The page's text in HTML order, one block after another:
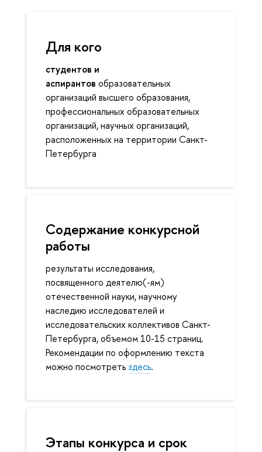
Для кого
студентов и
аспирантов образовательных
организаций высшего образования,
профессиональных образовательных
организаций, научных организаций,
расположенных на территории Санкт-
Петербурга
Содержание конкурсной
работы
результаты исследования,
посвященного деятелю(-ям)
отечественной науки, научному
наследию исследователей и
исследовательских коллективов Санкт-
Петербурга, объемом 10-15 страниц.
Рекомендации по оформлению текста
можно посмотреть здесь.
Этапы конкурса и срок